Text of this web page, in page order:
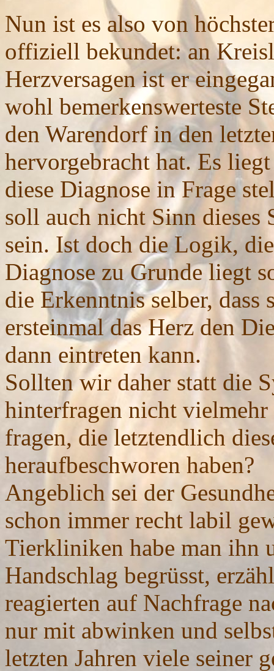
Nun ist es also von
offiziell bekundet: an
Herzversagen ist er
wohl bemerkenswerteste
den Warendorf in den
hervorgebracht hat. Es
diese Diagnose in Frage
soll auch nicht Sinn dieses
sein. Ist doch die Logik,
Diagnose zu Grunde liegt
die Erkenntnis selber,
ersteinmal das Herz den
dann eintreten kann.
Sollten wir daher statt die
hinterfragen nicht vielmehr
fragen, die letztendlich
heraufbeschworen haben?
Angeblich sei der
schon immer recht labil
Tierkliniken habe man ihn
Handschlag begrüsst,
reagierten auf Nachfrage
nur mit abwinken und
letzten Jahren viele seiner